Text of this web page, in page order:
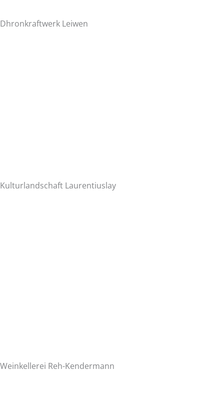
Dhronkraftwerk Leiwen
Kulturlandschaft Laurentiuslay
Weinkellerei Reh-Kendermann